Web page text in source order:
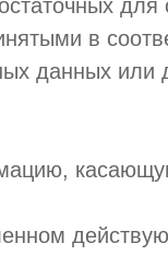
в
данных